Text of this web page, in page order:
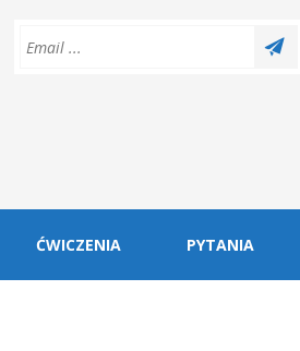
ĆWICZENIA PYTANIA